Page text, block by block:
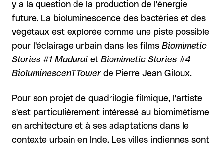
y a la question de la production de l'énergie
future. La bioluminescence des bactéries et des
végétaux est explorée comme une piste possible
pour l'éclairage urbain dans les films Biomimetic
Stories #1 Madurai et Biomimetic Stories #4
BioluminescenTTower de Pierre Jean Giloux.
Pour son projet de quadrilogie filmique, l'artiste
s'est particulièrement intéressé au biomimétisme
en architecture et à ses adaptations dans le
contexte urbain en Inde. Les villes indiennes sont